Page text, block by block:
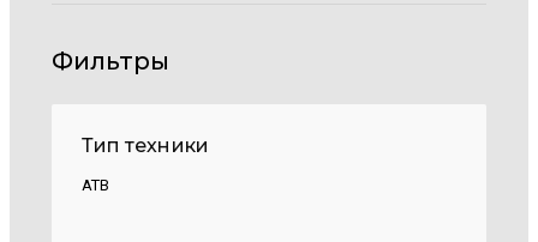
Фильтры
Тип техники
АТВ